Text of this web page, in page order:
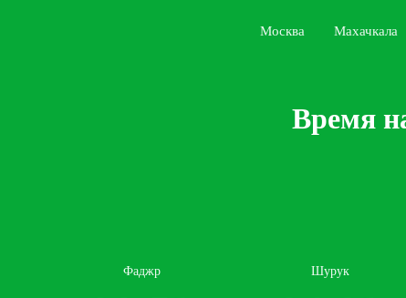
Москва Махачкала
Время
Фаджр Шурук